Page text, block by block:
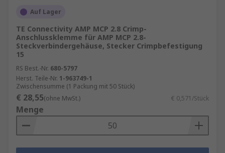
Auf Lager
TE Connectivity AMP MCP 2.8 Crimp-
Anschlussklemme für AMP MCP 2.8-
Steckverbindergehäuse, Stecker Crimpbefestigung
15
RS Best.-Nr. 680-5797
Herst. Teile-Nr. 1-963749-1
Zwischensumme (1 Packung mit 50 Stück)
€ 28,55(ohne MwSt.) € 0,571/Stück
Menge